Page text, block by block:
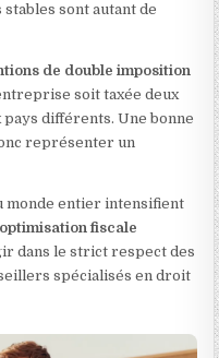
sont autant de
de double imposition
soit taxée deux
différents. Une bonne
représenter un
monde entier intensifient
optimisation fiscale
dans le strict respect des
spécialisés en droit